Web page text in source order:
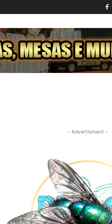
- Advertisment -